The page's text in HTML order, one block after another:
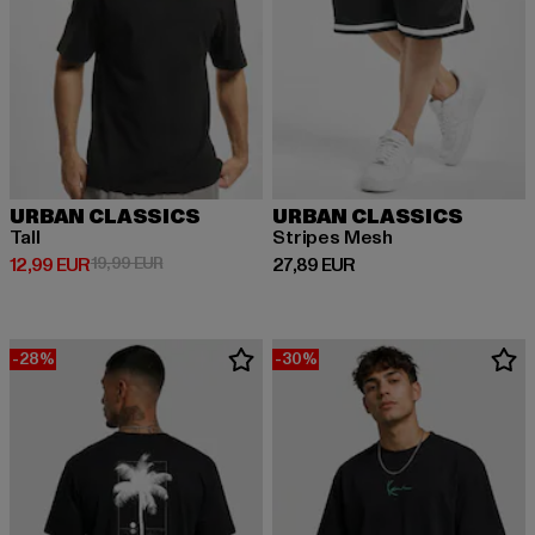
URBAN CLASSICS
Tall
12,99 EUR
Derzeitiger Preis: 12,99 EUR
19,99 EURAktionspreis: 19,99 EUR
URBAN CLASSICS
Stripes Mesh
27,89 EUR
Derzeitiger Preis: 27,89 EUR
-28% -30%